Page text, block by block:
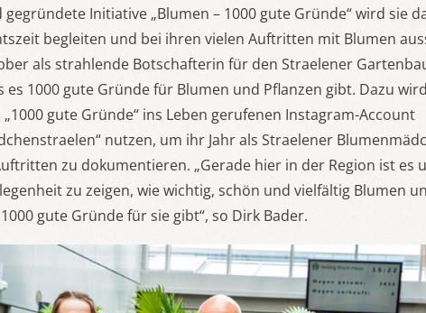
gegründete Initiative „Blumen – 1000 gute Gründe“ wird sie
begleiten und bei ihren vielen Auftritten mit Blumen
als strahlende Botschafterin für den Straelener
es 1000 gute Gründe für Blumen und Pflanzen gibt. Dazu
gute Gründe“ ins Leben gerufenen Instagram-Account
nutzen, um ihr Jahr als Straelener
zu dokumentieren. „Gerade hier in der Region ist es
zu zeigen, wie wichtig, schön und vielfältig Blumen
gute Gründe für sie gibt“, so Dirk Bader.